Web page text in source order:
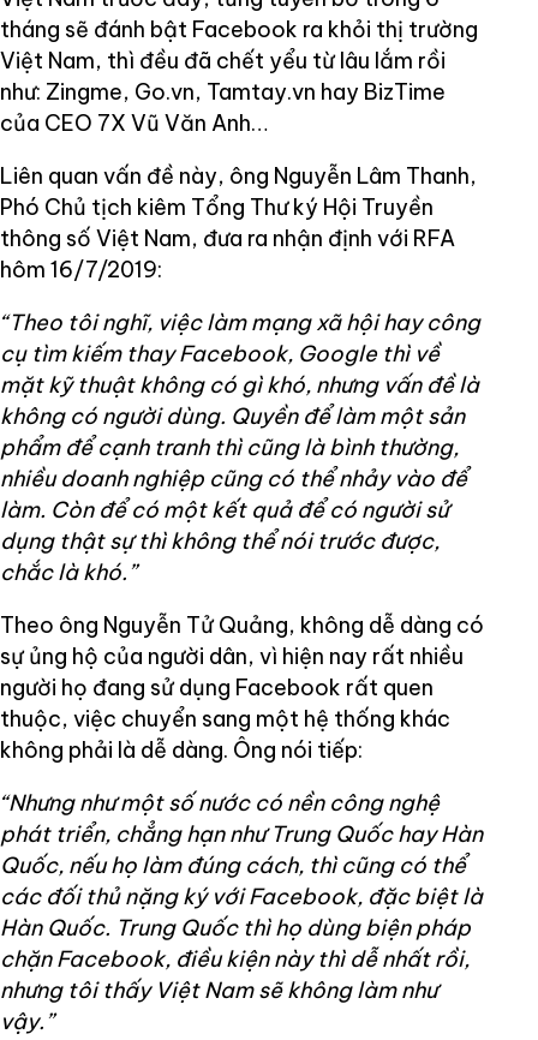
tháng sẽ đánh bật Facebook ra khỏi thị trường
Việt Nam, thì đều đã chết yểu từ lâu lắm rồi
như: Zingme, Go.vn, Tamtay.vn hay BizTime
của CEO 7X Vũ Văn Anh…
Liên quan vấn đề này, ông Nguyễn Lâm Thanh,
Phó Chủ tịch kiêm Tổng Thư ký Hội Truyền
thông số Việt Nam, đưa ra nhận định với RFA
hôm 16/7/2019:
“Theo tôi nghĩ, việc làm mạng xã hội hay công
cụ tìm kiếm thay Facebook, Google thì về
mặt kỹ thuật không có gì khó, nhưng vấn đề là
không có người dùng. Quyền để làm một sản
phẩm để cạnh tranh thì cũng là bình thường,
nhiều doanh nghiệp cũng có thể nhảy vào để
làm. Còn để có một kết quả để có người sử
dụng thật sự thì không thể nói trước được,
chắc là khó.”
Theo ông Nguyễn Tử Quảng, không dễ dàng có
sự ủng hộ của người dân, vì hiện nay rất nhiều
người họ đang sử dụng Facebook rất quen
thuộc, việc chuyển sang một hệ thống khác
không phải là dễ dàng. Ông nói tiếp:
“Nhưng như một số nước có nền công nghệ
phát triển, chẳng hạn như Trung Quốc hay Hàn
Quốc, nếu họ làm đúng cách, thì cũng có thể
các đối thủ nặng ký với Facebook, đặc biệt là
Hàn Quốc. Trung Quốc thì họ dùng biện pháp
chặn Facebook, điều kiện này thì dễ nhất rồi,
nhưng tôi thấy Việt Nam sẽ không làm như
vậy.”